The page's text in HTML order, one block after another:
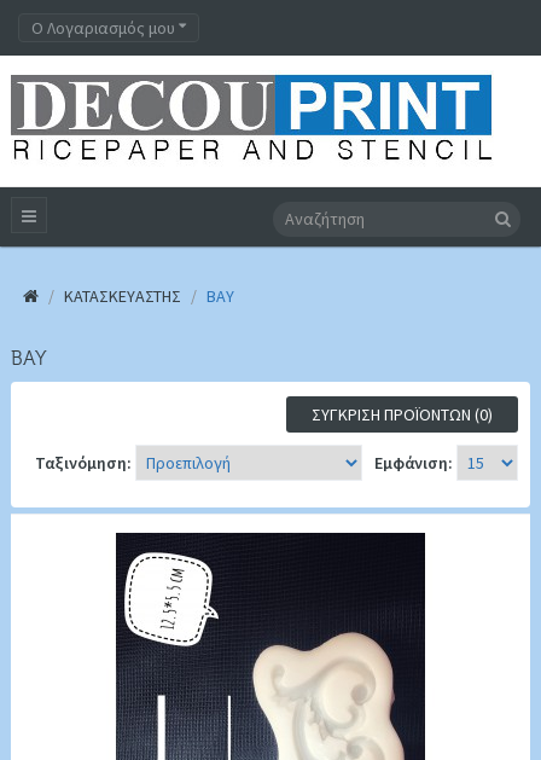
Ο Λογαριασμός μου
ΚΑΤΑΣΚΕΥΑΣΤΉΣ BAY
BAY
ΣΎΓΚΡΙΣΗ ΠΡΟΪΌΝΤΩΝ (0)
Ταξινόμηση: Εμφάνιση: